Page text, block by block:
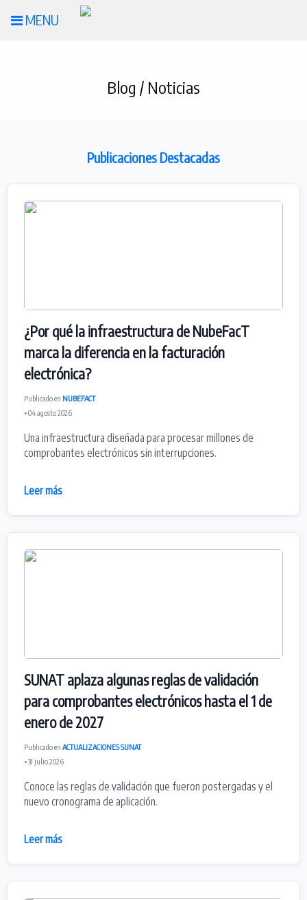
MENU
Blog / Noticias
Publicaciones Destacadas
¿Por qué la infraestructura de NubeFacT
marca la diferencia en la facturación
electrónica?
Publicado en NUBEFACT
• 04 agosto 2026
Una infraestructura diseñada para procesar millones de
comprobantes electrónicos sin interrupciones.
Leer más
SUNAT aplaza algunas reglas de validación
para comprobantes electrónicos hasta el 1 de
enero de 2027
Publicado en ACTUALIZACIONES SUNAT
• 31 julio 2026
Conoce las reglas de validación que fueron postergadas y el
nuevo cronograma de aplicación.
Leer más